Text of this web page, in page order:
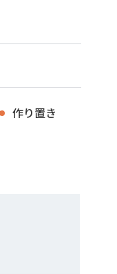
作り置き